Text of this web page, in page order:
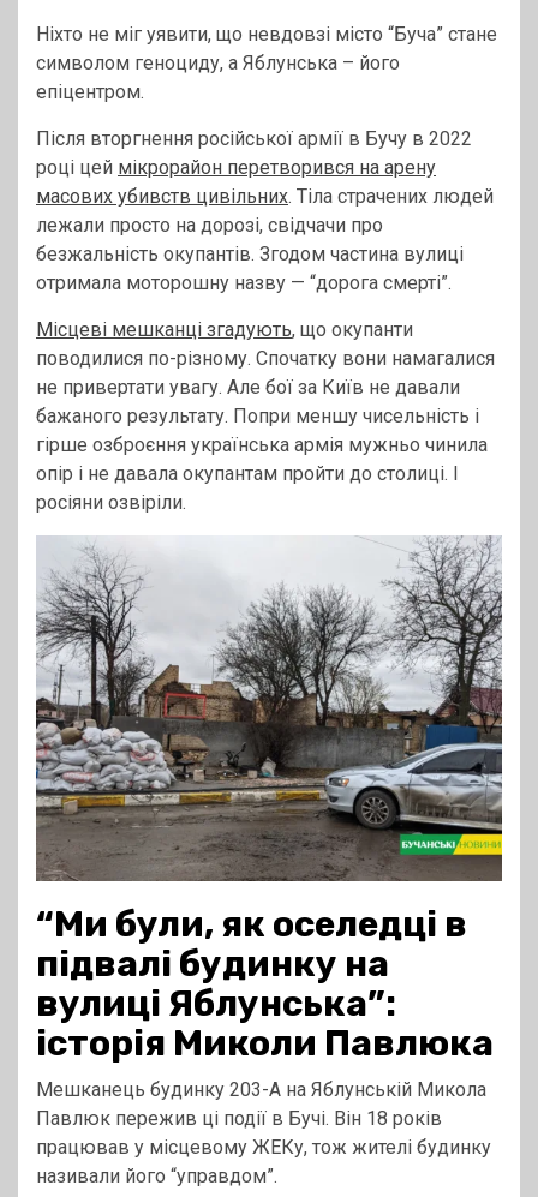
Ніхто не міг уявити, що невдовзі місто “Буча” стане
символом геноциду, а Яблунська – його
епіцентром.
Після вторгнення російської армії в Бучу в 2022
році цей мікрорайон перетворився на арену
масових убивств цивільних. Тіла страчених людей
лежали просто на дорозі, свідчачи про
безжальність окупантів. Згодом частина вулиці
отримала моторошну назву — “дорога смерті”.
Місцеві мешканці згадують, що окупанти
поводилися по-різному. Спочатку вони намагалися
не привертати увагу. Але бої за Київ не давали
бажаного результату. Попри меншу чисельність і
гірше озброєння українська армія мужньо чинила
опір і не давала окупантам пройти до столиці. І
росіяни озвіріли.
“Ми були, як оселедці в
підвалі будинку на
вулиці Яблунська”:
історія Миколи Павлюка
Мешканець будинку 203-А на Яблунській Микола
Павлюк пережив ці події в Бучі. Він 18 років
працював у місцевому ЖЕКу, тож жителі будинку
називали його “управдом”.